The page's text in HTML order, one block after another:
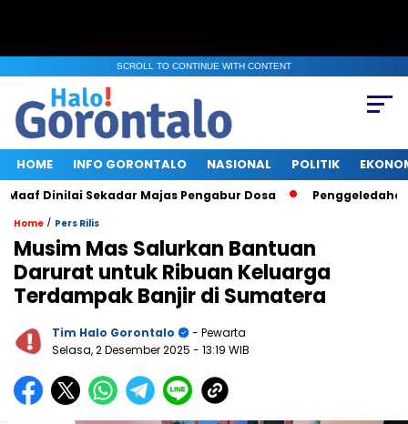
SCROLL TO CONTINUE WITH CONTENT
HOME INFO GORONTALO NASIONAL POLITIK
Dinilai Sekadar Majas Pengabur Dosa Penggeledahan
Home / Pers Rilis
Musim Mas Salurkan Bantuan
Darurat untuk Ribuan Keluarga
Terdampak Banjir di Sumatera
Tim Halo Gorontalo
- Pewarta
Selasa, 2 Desember 2025 - 13:19 WIB